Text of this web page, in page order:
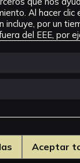
Al hacer
incluye, por un
del EEE, por
Aceptar